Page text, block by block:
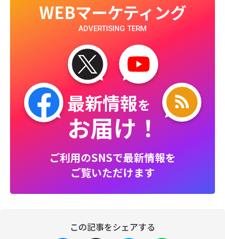
WEBマーケティング
ADVERTISING TERM
最新情報を
お届け！
ご利用のSNSで最新情報を
ご覧いただけます
この記事をシェアする